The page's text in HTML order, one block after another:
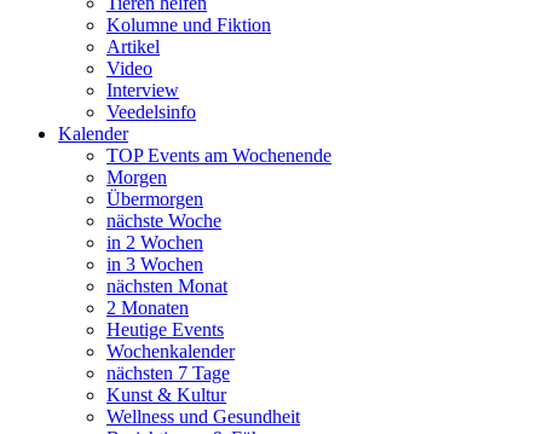
Kolumne und Fiktion
Artikel
Video
Interview
Veedelsinfo
Kalender
TOP Events am Wochenende
Morgen
Übermorgen
nächste Woche
in 2 Wochen
in 3 Wochen
nächsten Monat
2 Monaten
Heutige Events
Wochenkalender
nächsten 7 Tage
Kunst & Kultur
Wellness und Gesundheit